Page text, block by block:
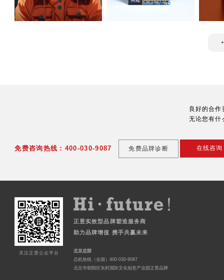
良好的合
无论您有什
免费咨询热线：400-030-9087 免费品牌诊断 在线咨询
关注正昱公众平台
正昱实效型品牌塑造服务商
助力品牌增值 携手共赢未来
北京总部
总机热线（全国）400-030-9087
北京市朝阳区东村国际文化创意产业园正昱品牌